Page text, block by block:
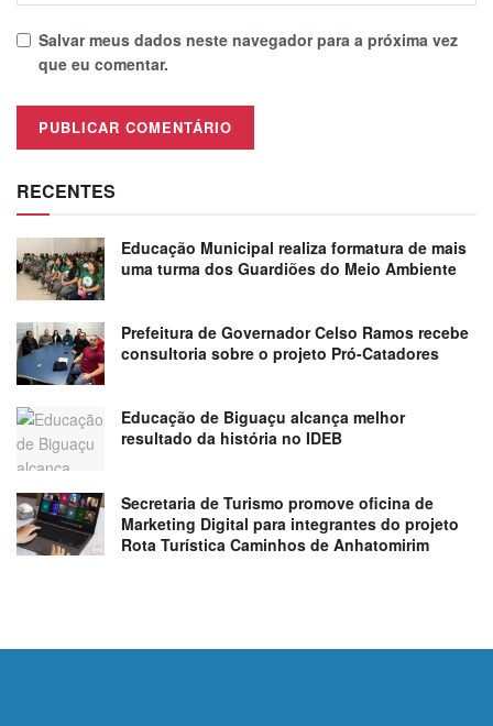
Salvar meus dados neste navegador para a próxima vez
que eu comentar.
RECENTES
Educação Municipal realiza formatura de mais
uma turma dos Guardiões do Meio Ambiente
Prefeitura de Governador Celso Ramos recebe
consultoria sobre o projeto Pró-Catadores
Educação de Biguaçu alcança melhor
resultado da história no IDEB
Secretaria de Turismo promove oficina de
Marketing Digital para integrantes do projeto
Rota Turística Caminhos de Anhatomirim